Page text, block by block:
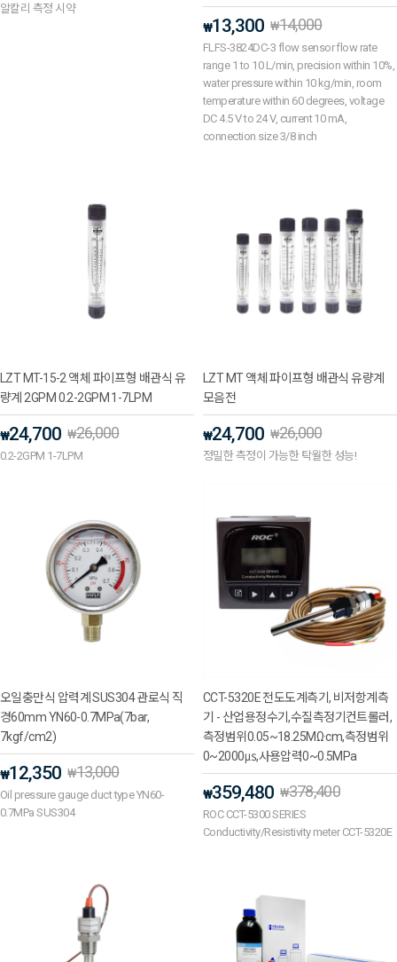
알칼리 측정 시약
₩13,300 ₩14,000
FLFS-3824DC-3 flow sensor flow rate
range 1 to 10 L/min, precision within 10%,
water pressure within 10 kg/min, room
temperature within 60 degrees, voltage
DC 4.5 V to 24 V, current 10 mA,
connection size 3/8 inch
LZT MT-15-2 액체 파이프형 배관식 유
량계 2GPM 0.2-2GPM 1-7LPM
₩24,700 ₩26,000
0.2-2GPM 1-7LPM
LZT MT 액체 파이프형 배관식 유량계
모음전
₩24,700 ₩26,000
정밀한 측정이 가능한 탁월한 성능!
오일충만식 압력계 SUS304 관로식 직
경60mm YN60-0.7MPa(7bar,
7kgf/cm2)
₩12,350 ₩13,000
Oil pressure gauge duct type YN60-
0.7MPa SUS304
CCT-5320E 전도도계측기, 비저항계측
기 - 산업용정수기,수질측정기컨트롤러,
측정범위0.05~18.25MΩ·cm,측정범위
0~2000㎲,사용압력0~0.5MPa
₩359,480 ₩378,400
ROC CCT-5300 SERIES
Conductivity/Resistivity meter CCT-5320E